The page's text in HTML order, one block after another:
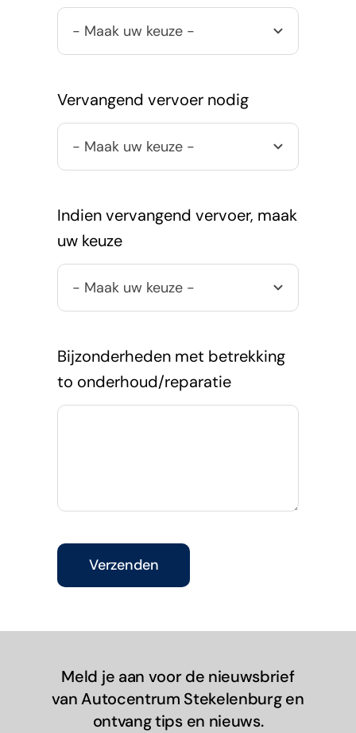
Vervangend vervoer nodig
Indien vervangend vervoer, maak
uw keuze
Bijzonderheden met betrekking
to onderhoud/reparatie
Verzenden
Meld je aan voor de nieuwsbrief
van Autocentrum Stekelenburg en
ontvang tips en nieuws.